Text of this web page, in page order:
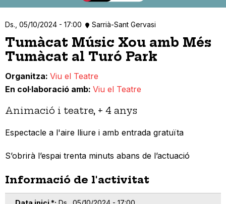
Ds., 05/10/2024 - 17:00 Sarrià-Sant Gervasi
Tumàcat Músic Xou amb Més
Tumàcat al Turó Park
Organitza Viu el Teatre
En col·laboració amb Viu el Teatre
Animació i teatre, + 4 anys
Espectacle a l'aire lliure i amb entrada gratuïta
S’obrirà l’espai trenta minuts abans de l’actuació
Informació de l'activitat